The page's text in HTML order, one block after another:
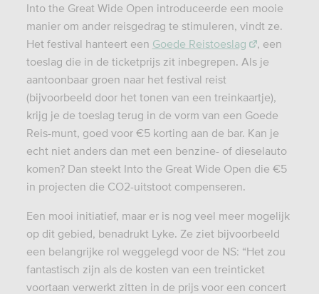
Into the Great Wide Open introduceerde een mooie
manier om ander reisgedrag te stimuleren, vindt ze.
Het festival hanteert een Goede Reistoeslag
, een
toeslag die in de ticketprijs zit inbegrepen. Als je
aantoonbaar groen naar het festival reist
(bijvoorbeeld door het tonen van een treinkaartje),
krijg je de toeslag terug in de vorm van een Goede
Reis-munt, goed voor €5 korting aan de bar. Kan je
echt niet anders dan met een benzine- of dieselauto
komen? Dan steekt Into the Great Wide Open die €5
in projecten die CO2-uitstoot compenseren.
Een mooi initiatief, maar er is nog veel meer mogelijk
op dit gebied, benadrukt Lyke. Ze ziet bijvoorbeeld
een belangrijke rol weggelegd voor de NS: “Het zou
fantastisch zijn als de kosten van een treinticket
voortaan verwerkt zitten in de prijs voor een concert